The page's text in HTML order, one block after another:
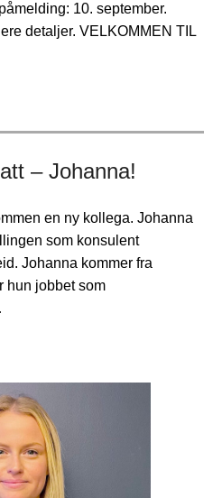
10. september.
detaljer. VELKOMMEN TIL
– Johanna!
en ny kollega. Johanna
som konsulent
Johanna kommer fra
hun jobbet som